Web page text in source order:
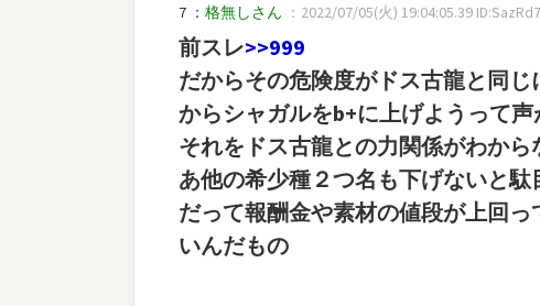
7 ： 格無しさん ：2022/07/05(火) 19:04:05.39
前スレ>>999
だからその危険度がドス古龍と同
からシャガルをb+に上げようって
それをドス古龍との力関係がわか
あ他の希少種２つ名も下げないと駄
だって報酬金や素材の値段が上回
いんだもの